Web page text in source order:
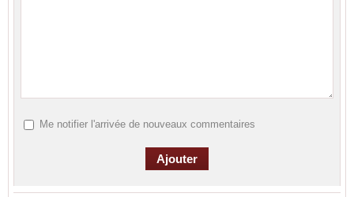
Me notifier l'arrivée de nouveaux commentaires